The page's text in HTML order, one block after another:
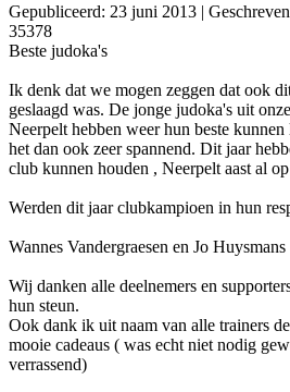
Gepubliceerd: 23 juni 2013 |
35378
Beste judoka's
Ik denk dat we mogen zeggen dat ook
geslaagd was. De jonge judoka's uit
Neerpelt hebben weer hun beste
het dan ook zeer spannend. Dit jaar
club kunnen houden , Neerpelt aast al
Werden dit jaar clubkampioen in hun
Wannes Vandergraesen en Jo Huysmans
Wij danken alle deelnemers en
hun steun.
Ook dank ik uit naam van alle trainers
mooie cadeaus ( was echt niet nodig
verrassend)